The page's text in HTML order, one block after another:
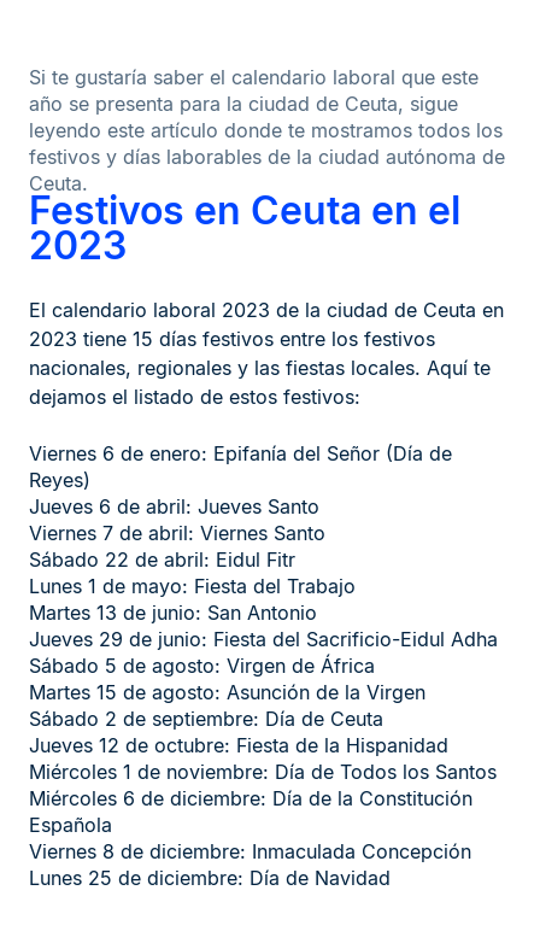
Si te gustaría saber el calendario laboral que este
año se presenta para la ciudad de Ceuta, sigue
leyendo este artículo donde te mostramos todos los
festivos y días laborables de la ciudad autónoma de
Ceuta.
Festivos en Ceuta en el
2023
El calendario laboral 2023 de la ciudad de Ceuta en
2023 tiene 15 días festivos entre los festivos
nacionales, regionales y las fiestas locales. Aquí te
dejamos el listado de estos festivos:
Viernes 6 de enero: Epifanía del Señor (Día de
Reyes)
Jueves 6 de abril: Jueves Santo
Viernes 7 de abril: Viernes Santo
Sábado 22 de abril: Eidul Fitr
Lunes 1 de mayo: Fiesta del Trabajo
Martes 13 de junio: San Antonio
Jueves 29 de junio: Fiesta del Sacrificio-Eidul Adha
Sábado 5 de agosto: Virgen de África
Martes 15 de agosto: Asunción de la Virgen
Sábado 2 de septiembre: Día de Ceuta
Jueves 12 de octubre: Fiesta de la Hispanidad
Miércoles 1 de noviembre: Día de Todos los Santos
Miércoles 6 de diciembre: Día de la Constitución
Española
Viernes 8 de diciembre: Inmaculada Concepción
Lunes 25 de diciembre: Día de Navidad